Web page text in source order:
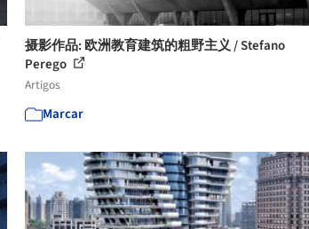
摄影作品: 欧洲教育建筑的粗野主义 / Stefano
Perego
Artigos
Marcar